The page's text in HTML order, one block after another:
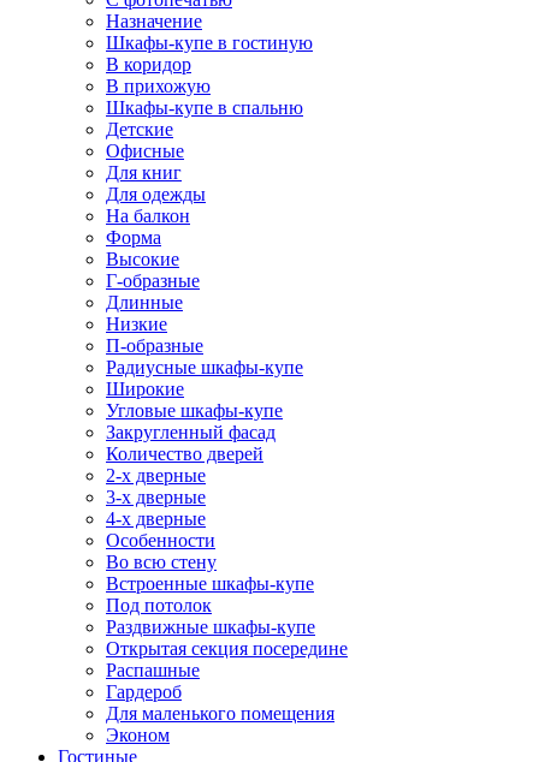
Назначение
Шкафы-купе в гостиную
В коридор
В прихожую
Шкафы-купе в спальню
Детские
Офисные
Для книг
Для одежды
На балкон
Форма
Высокие
Г-образные
Длинные
Низкие
П-образные
Радиусные шкафы-купе
Широкие
Угловые шкафы-купе
Закругленный фасад
Количество дверей
2-х дверные
3-х дверные
4-х дверные
Особенности
Во всю стену
Встроенные шкафы-купе
Под потолок
Раздвижные шкафы-купе
Открытая секция посередине
Распашные
Гардероб
Для маленького помещения
Эконом
Гостиные